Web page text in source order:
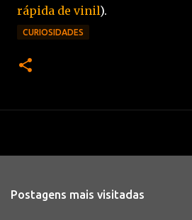
rápida de vinil).
CURIOSIDADES
Postagens mais visitadas